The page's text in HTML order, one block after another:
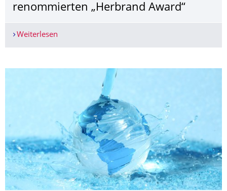
renommierten „Herbrand Award“
Weiterlesen